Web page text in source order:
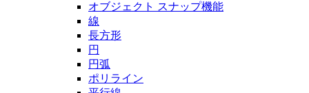
オブジェクト スナップ機能
線
長方形
円
円弧
ポリライン